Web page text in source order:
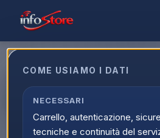
COME USIAMO I DATI
NECESSARI
Carrello, autenticazione,
tecniche e continuità del
Apple iPhone 17
Black MG6P4QN/A
EAN: 195950644517